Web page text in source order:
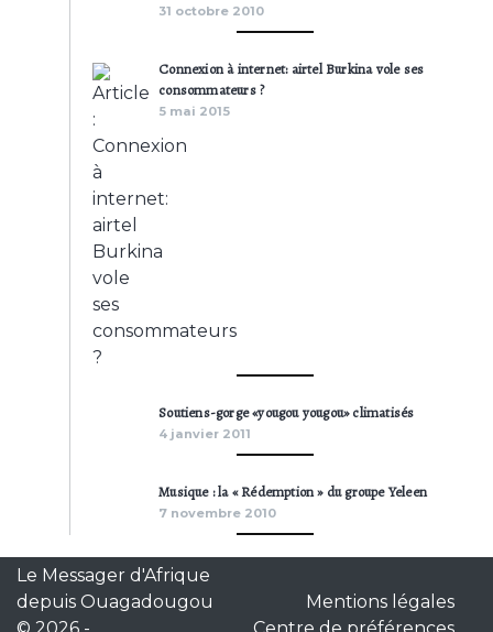
31 octobre 2010
Connexion à internet: airtel Burkina vole ses
consommateurs ?
5 mai 2015
Soutiens-gorge «yougou yougou» climatisés
4 janvier 2011
Musique : la « Rédemption » du groupe Yeleen
7 novembre 2010
Le Messager d'Afrique
depuis Ouagadougou
Mentions légales